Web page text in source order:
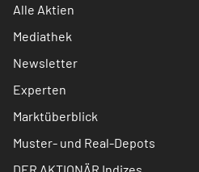
Alle Aktien
Mediathek
Newsletter
Experten
Marktüberblick
Muster- und Real-Depots